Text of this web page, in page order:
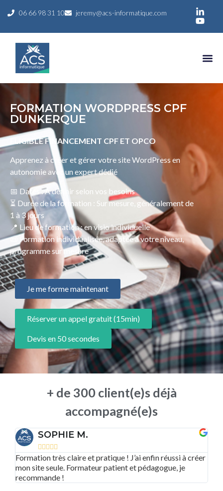
06 66 98 31 10 jeremy@acs-informatique.com
FORMATION WORDPRESS CPF
DUNKERQUE
ELIGIBLE FINANCEMENT CPF ET OPCO
Apprenez à créer et gérer votre site WordPress en
autonomie avec un expert dédié
📅 Dates : À définir selon vos besoins
⏳ Durée de la formation : Sur mesure, généralement de
1 à 3 jours
📍 Lieu de formation : en visio individuelle
📜 Formation individualisée, adaptée à votre niveau,
programme sur mesure
Je me forme maintenant
Réserver un appel gratuit (15min)
Devis en 50 secondes
+ de 300 client(e)s déjà
accompagné(e)s
SOPHIE M.

Formation très claire et pratique ! J’ai enfin réussi à créer
mon site seule. Formateur patient et pédagogue, je
recommande !